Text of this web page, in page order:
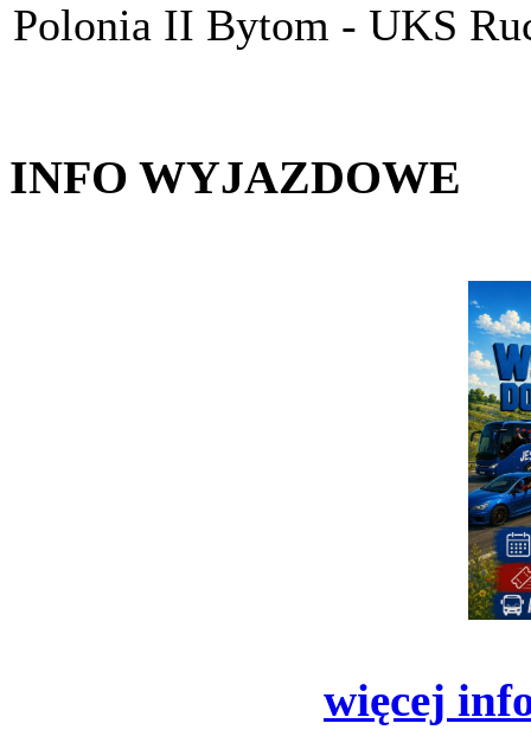
Polonia II Bytom - UKS
INFO WYJAZDOWE
więcej